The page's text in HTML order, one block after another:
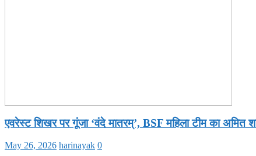
एवरेस्ट शिखर पर गूंजा ‘वंदे मातरम्’, BSF महिला टीम का अमित
May 26, 2026 harinayak 0